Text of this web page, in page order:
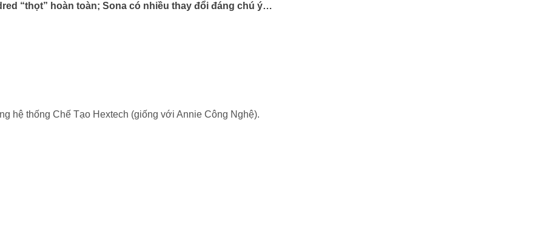
“thọt” hoàn toàn; Sona có nhiều thay đổi đáng chú ý…
hệ thống Chế Tạo Hextech (giống với Annie Công Nghệ).